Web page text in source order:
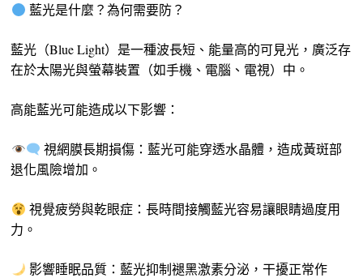
藍光是什麼？為何需要防？
藍光（Blue Light）是一種波長短、能量高的可見光，廣泛存
在於太陽光與螢幕裝置（如手機、電腦、電視）中。
高能藍光可能造成以下影響：
視網膜長期損傷：藍光可能穿透水晶體，造成黃斑部
退化風險增加。
視覺疲勞與乾眼症：長時間接觸藍光容易讓眼睛過度用
力。
影響睡眠品質：藍光抑制褪黑激素分泌，干擾正常作